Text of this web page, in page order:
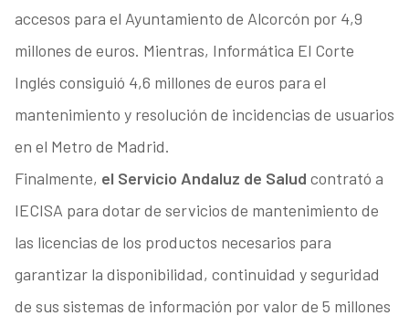
accesos para el Ayuntamiento de Alcorcón por 4,9
millones de euros. Mientras, Informática El Corte
Inglés consiguió 4,6 millones de euros para el
mantenimiento y resolución de incidencias de usuarios
en el Metro de Madrid.
Finalmente, el Servicio Andaluz de Salud contrató a
IECISA para dotar de servicios de mantenimiento de
las licencias de los productos necesarios para
garantizar la disponibilidad, continuidad y seguridad
de sus sistemas de información por valor de 5 millones